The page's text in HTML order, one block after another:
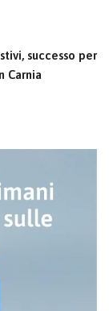
successo per
Carnia